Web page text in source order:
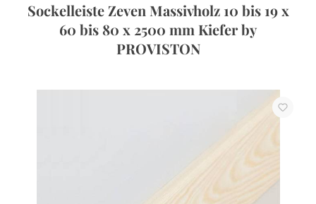
Sockelleiste Zeven Massivholz 10 bis 19 x
60 bis 80 x 2500 mm Kiefer by
PROVISTON